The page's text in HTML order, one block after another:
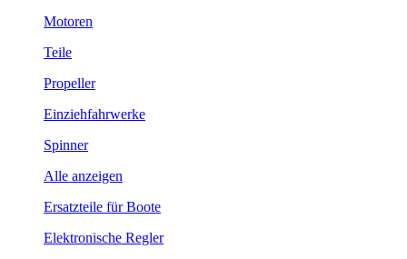
Motoren
Teile
Propeller
Einziehfahrwerke
Spinner
Alle anzeigen
Ersatzteile für Boote
Elektronische Regler